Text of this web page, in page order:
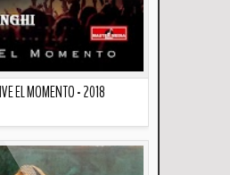
EL MOMENTO - 2018